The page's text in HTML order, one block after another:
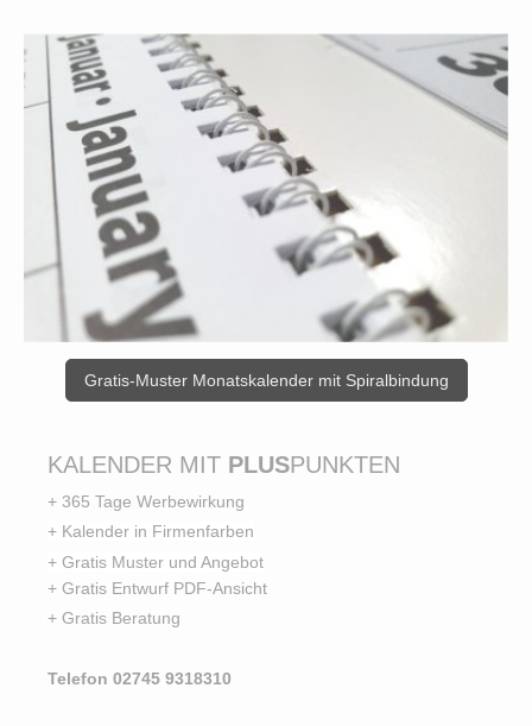
Gratis-Muster Monatskalender mit Spiralbindung
KALENDER MIT PLUSPUNKTEN
+ 365 Tage Werbewirkung
+ Kalender in Firmenfarben
+ Gratis Muster und Angebot
+ Gratis Entwurf PDF-Ansicht
+ Gratis Beratung
Telefon 02745 9318310